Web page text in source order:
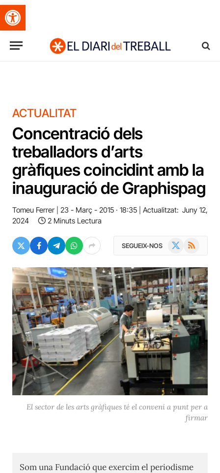
Obre la barra d'eines
ACTUALITAT
Concentració dels
treballadors d’arts
gràfiques coincidint amb la
inauguració de Graphispag
Tomeu Ferrer 23 - Març - 2015 · 18:35 Actualitzat: Juny 12,
2024
2 Minuts Lectura
SEGUEIX-NOS RSS
El sector de les arts gràfiques té el conveni a punt per a
firmar
Som una Fundació que exercim el periodisme